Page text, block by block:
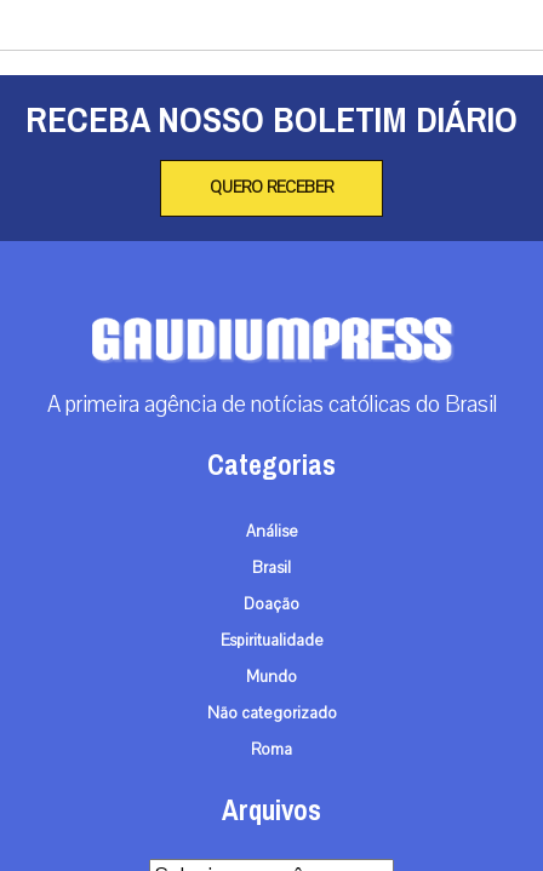
RECEBA NOSSO BOLETIM DIÁRIO
QUERO RECEBER
A primeira agência de notícias católicas do Brasil
Categorias
Análise
Brasil
Doação
Espiritualidade
Mundo
Não categorizado
Roma
Arquivos